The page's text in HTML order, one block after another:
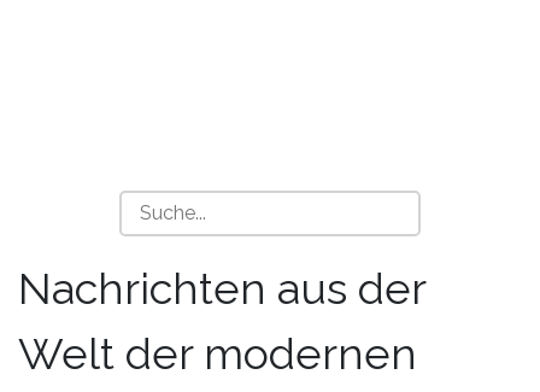
Nachrichten aus der
Welt der modernen